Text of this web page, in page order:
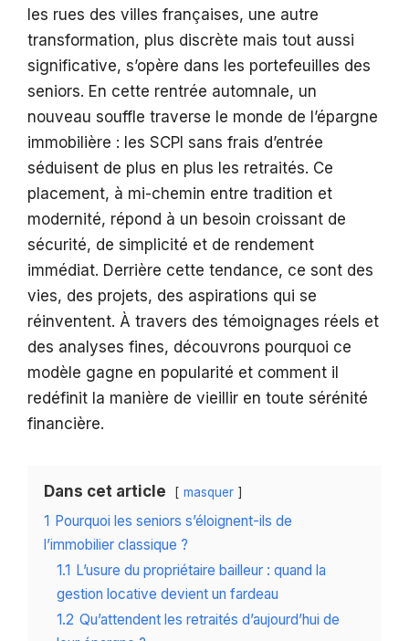
les rues des villes françaises, une autre
transformation, plus discrète mais tout aussi
significative, s’opère dans les portefeuilles des
seniors. En cette rentrée automnale, un
nouveau souffle traverse le monde de l’épargne
immobilière : les SCPI sans frais d’entrée
séduisent de plus en plus les retraités. Ce
placement, à mi-chemin entre tradition et
modernité, répond à un besoin croissant de
sécurité, de simplicité et de rendement
immédiat. Derrière cette tendance, ce sont des
vies, des projets, des aspirations qui se
réinventent. À travers des témoignages réels et
des analyses fines, découvrons pourquoi ce
modèle gagne en popularité et comment il
redéfinit la manière de vieillir en toute sérénité
financière.
Dans cet article masquer
1 Pourquoi les seniors s’éloignent-ils de
l’immobilier classique ?
1.1 L’usure du propriétaire bailleur : quand la
gestion locative devient un fardeau
1.2 Qu’attendent les retraités d’aujourd’hui de